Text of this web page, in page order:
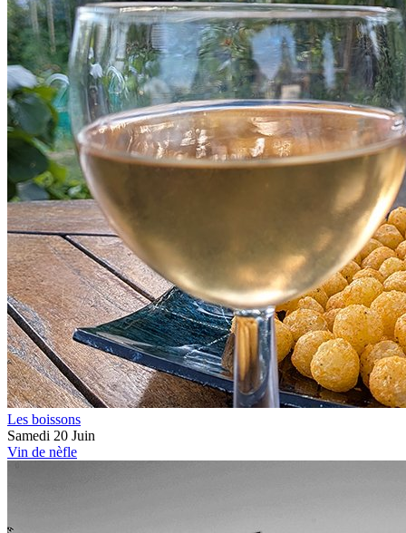
Les boissons
Samedi 20 Juin
Vin de nèfle